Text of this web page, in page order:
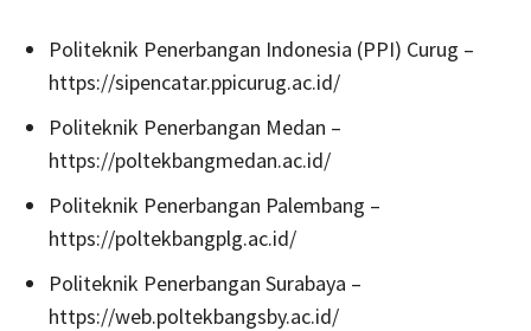
Politeknik Penerbangan Indonesia (PPI) Curug –
https://sipencatar.ppicurug.ac.id/
Politeknik Penerbangan Medan –
https://poltekbangmedan.ac.id/
Politeknik Penerbangan Palembang –
https://poltekbangplg.ac.id/
Politeknik Penerbangan Surabaya –
https://web.poltekbangsby.ac.id/